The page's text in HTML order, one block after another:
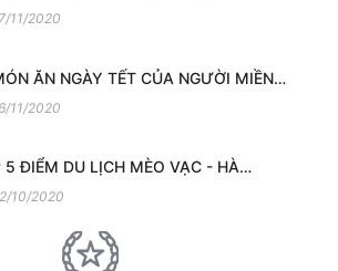
11/2020
ĂN NGÀY TẾT CỦA NGƯỜI MIỀN…
11/2020
5 ĐIỂM DU LỊCH MÈO VẠC - HÀ…
10/2020